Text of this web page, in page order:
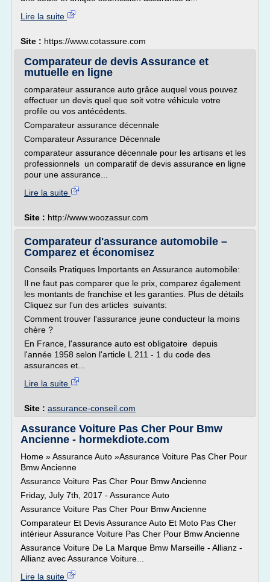
Lire la suite
Site : https://www.cotassure.com
Comparateur de devis Assurance et
mutuelle en ligne
comparateur assurance auto grâce auquel vous pouvez
effectuer un devis quel que soit votre véhicule votre
profile ou vos antécédents.
Comparateur assurance décennale
Comparateur Assurance Décennale
comparateur assurance décennale pour les artisans et les
professionnels un comparatif de devis assurance en ligne
pour une assurance...
Lire la suite
Site : http://www.woozassur.com
Comparateur d'assurance automobile –
Comparez et économisez
Conseils Pratiques Importants en Assurance automobile:
Il ne faut pas comparer que le prix, comparez également
les montants de franchise et les garanties. Plus de détails
Cliquez sur l'un des articles suivants:
Comment trouver l'assurance jeune conducteur la moins
chère ?
En France, l'assurance auto est obligatoire depuis
l'année 1958 selon l'article L 211 - 1 du code des
assurances et...
Lire la suite
Site : assurance-conseil.com
Assurance Voiture Pas Cher Pour Bmw
Ancienne - hormekdiote.com
Home » Assurance Auto »Assurance Voiture Pas Cher Pour
Bmw Ancienne
Assurance Voiture Pas Cher Pour Bmw Ancienne
Friday, July 7th, 2017 - Assurance Auto
Assurance Voiture Pas Cher Pour Bmw Ancienne
Comparateur Et Devis Assurance Auto Et Moto Pas Cher
intérieur Assurance Voiture Pas Cher Pour Bmw Ancienne
Assurance Voiture De La Marque Bmw Marseille - Allianz -
Allianz avec Assurance Voiture...
Lire la suite